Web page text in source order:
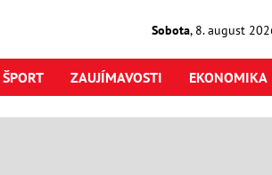
Sobota, 8. august
ŠPORT ZAUJÍMAVOSTI EKONOMIKA